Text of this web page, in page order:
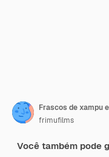
frimufilms
Você também pode